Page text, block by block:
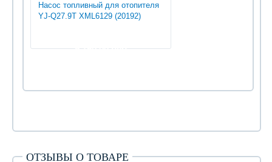
Насос топливный для отопителя
YJ-Q27.9T XML6129 (20192)
9 150.00 руб
ОТЗЫВЫ О ТОВАРЕ